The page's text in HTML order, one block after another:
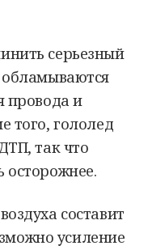
серьезный
провода и
того, гололед
так что
осторожнее.
составит
усиление